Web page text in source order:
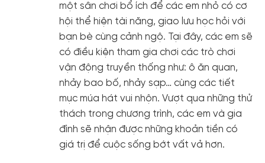
một sân chơi bổ ích để các em nhỏ có cơ
hội thể hiện tài năng, giao lưu học hỏi với
bạn bè cùng cảnh ngộ. Tại đây, các em sẽ
có điều kiện tham gia chơi các trò chơi
vận động truyền thống như: ô ăn quan,
nhảy bao bố, nhảy sạp… cùng các tiết
mục múa hát vui nhộn. Vượt qua những thử
thách trong chương trình, các em và gia
đình sẽ nhận được những khoản tiền có
giá trị để cuộc sống bớt vất vả hơn.